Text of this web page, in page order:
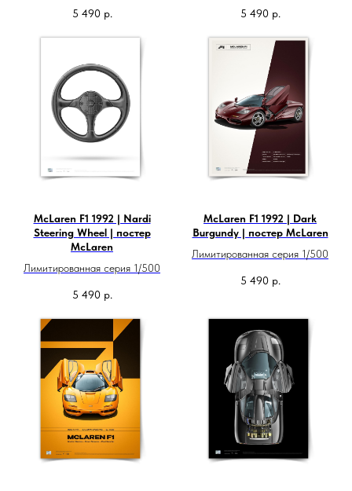
5 490 р. 5 490 р.
McLaren F1 1992 | Nardi
Steering Wheel | постер
McLaren
Лимитированная серия 1/500
5 490 р.
McLaren F1 1992 | Dark
Burgundy | постер McLaren
Лимитированная серия 1/500
5 490 р.